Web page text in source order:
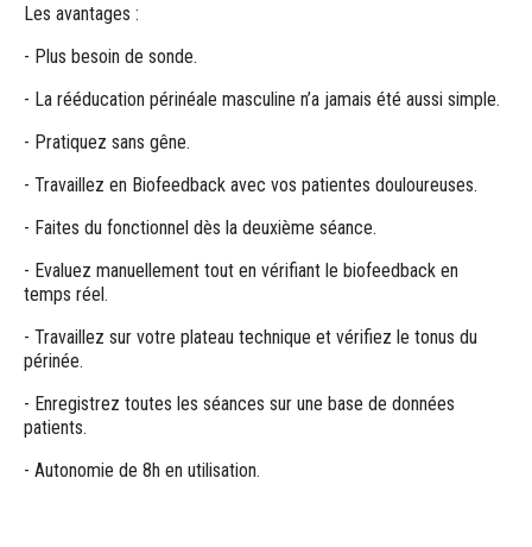
Les avantages :
- Plus besoin de sonde.
- La rééducation périnéale masculine n’a jamais été aussi simple.
- Pratiquez sans gêne.
- Travaillez en Biofeedback avec vos patientes douloureuses.
- Faites du fonctionnel dès la deuxième séance.
- Evaluez manuellement tout en vérifiant le biofeedback en
temps réel.
- Travaillez sur votre plateau technique et vérifiez le tonus du
périnée.
- Enregistrez toutes les séances sur une base de données
patients.
- Autonomie de 8h en utilisation.